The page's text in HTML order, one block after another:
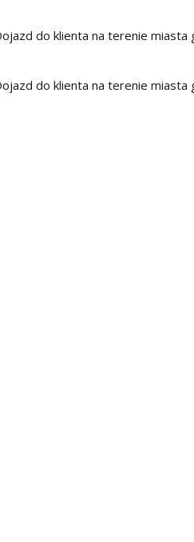
do klienta na terenie
do klienta na terenie